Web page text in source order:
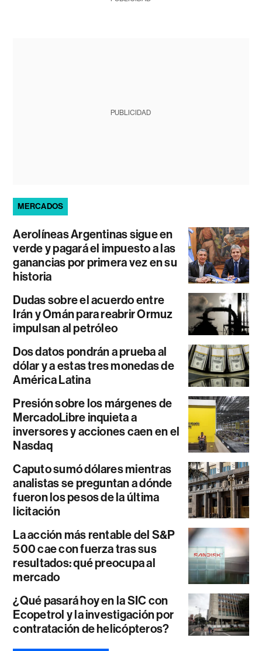
PUBLICIDAD
MERCADOS
Aerolíneas Argentinas sigue en
verde y pagará el impuesto a las
ganancias por primera vez en su
historia
Dudas sobre el acuerdo entre
Irán y Omán para reabrir Ormuz
impulsan al petróleo
Dos datos pondrán a prueba al
dólar y a estas tres monedas de
América Latina
Presión sobre los márgenes de
MercadoLibre inquieta a
inversores y acciones caen en el
Nasdaq
Caputo sumó dólares mientras
analistas se preguntan a dónde
fueron los pesos de la última
licitación
La acción más rentable del S&P
500 cae con fuerza tras sus
resultados: qué preocupa al
mercado
¿Qué pasará hoy en la SIC con
Ecopetrol y la investigación por
contratación de helicópteros?